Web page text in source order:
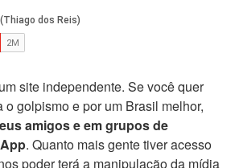
site independente. Se você quer
o golpismo e por um Brasil melhor,
amigos e em grupos de
. Quanto mais gente tiver acesso
poder terá a manipulação da mídia